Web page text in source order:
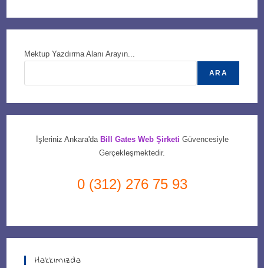
Mektup Yazdırma Alanı Arayın...
ARA
İşleriniz Ankara'da Bill Gates Web Şirketi Güvencesiyle
Gerçekleşmektedir.
0 (312) 276 75 93
Hakkımızda